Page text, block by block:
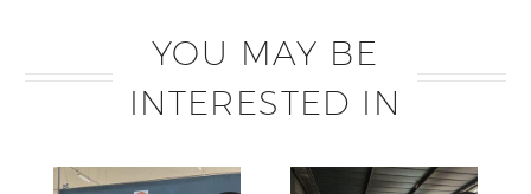
YOU MAY BE
INTERESTED IN